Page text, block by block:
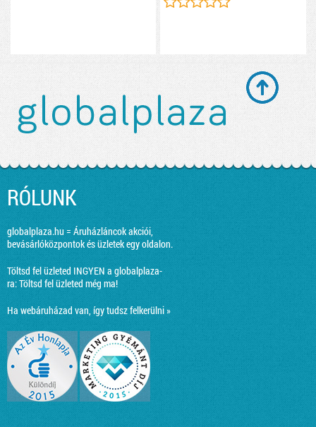
RÓLUNK
globalplaza.hu = Áruházláncok akciói,
bevásárlóközpontok és üzletek egy oldalon.
Töltsd fel üzleted INGYEN a globalplaza-
ra:Töltsd fel üzleted még ma!
Ha webáruházad van, így tudsz felkerülni »